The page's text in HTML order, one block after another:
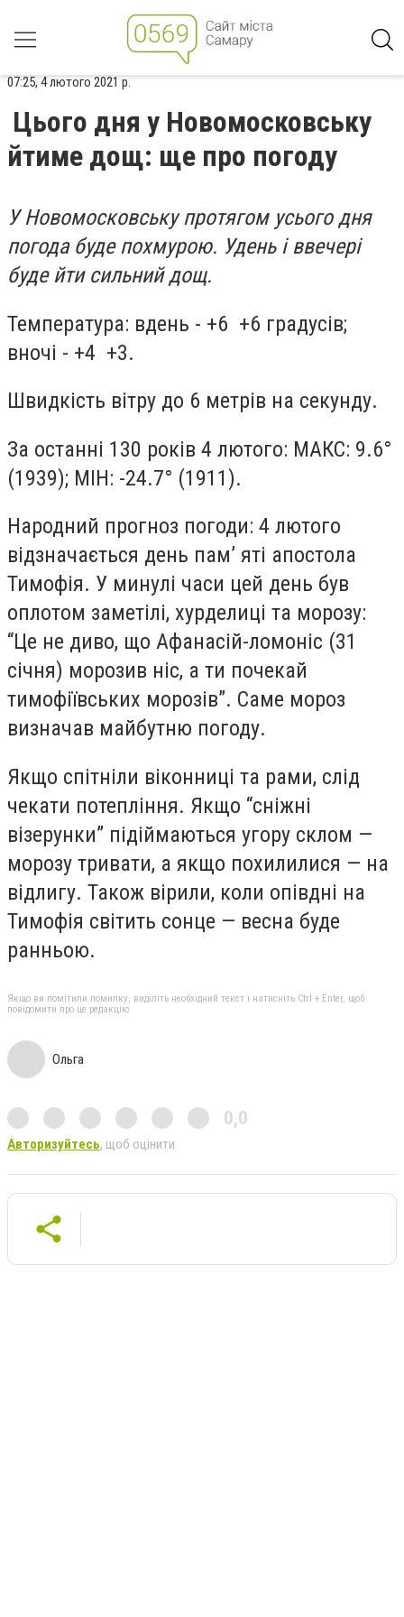
07:25, 4 лютого 2021 р.
Цього дня у Новомосковську
йтиме дощ: ще про погоду
У Новомосковську протягом усього дня
погода буде похмурою. Удень і ввечері
буде йти сильний дощ.
Температура: вдень - +6 +6 градусів;
вночі - +4 +3.
Швидкість вітру до 6 метрів на секунду.
За останні 130 років 4 лютого: МАКС: 9.6°
(1939); МІН: -24.7° (1911).
Народний прогноз погоди: 4 лютого
відзначається день пам’ яті апостола
Тимофія. У минулі часи цей день був
оплотом заметілі, хурделиці та морозу:
“Це не диво, що Афанасій-ломоніс (31
січня) морозив ніс, а ти почекай
тимофіївських морозів”. Саме мороз
визначав майбутню погоду.
Якщо спітніли віконниці та рами, слід
чекати потепління. Якщо “сніжні
візерунки” підіймаються угору склом —
морозу тривати, а якщо похилилися — на
відлигу. Також вірили, коли опівдні на
Тимофія світить сонце — весна буде
ранньою.
Якщо ви помітили помилку, виділіть необхідний текст і натисніть Ctrl + Enter, щоб
повідомити про це редакцію
Ольга
0,0
Авторизуйтесь, щоб оцінити